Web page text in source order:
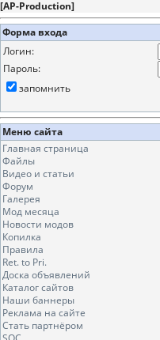
[AP-Production]
Форма входа
Логин:
Пароль:
запомнить
Меню сайта
Главная страница
Файлы
Видео и статьи
Форум
Галерея
Мод месяца
Новости модов
Копилка
Правила
Ret. to Pri.
Доска объявлений
Каталог сайтов
Наши баннеры
Реклама на сайте
Стать партнёром